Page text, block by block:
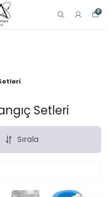
0
Setleri
Sırala